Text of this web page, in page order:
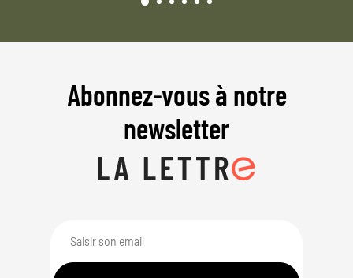
Abonnez-vous à notre
newsletter